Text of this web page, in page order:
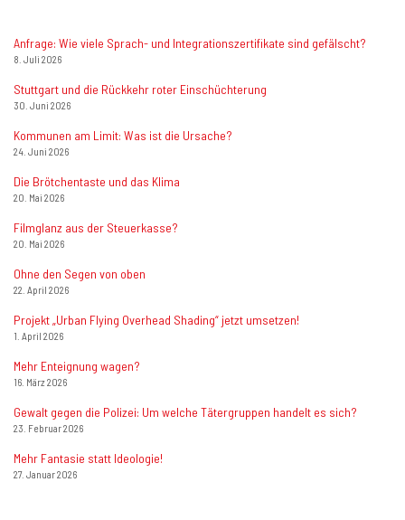
Anfrage: Wie viele Sprach- und Integrationszertifikate sind gefälscht?
8. Juli 2026
Stuttgart und die Rückkehr roter Einschüchterung
30. Juni 2026
Kommunen am Limit: Was ist die Ursache?
24. Juni 2026
Die Brötchentaste und das Klima
20. Mai 2026
Filmglanz aus der Steuerkasse?
20. Mai 2026
Ohne den Segen von oben
22. April 2026
Projekt „Urban Flying Overhead Shading“ jetzt umsetzen!
1. April 2026
Mehr Enteignung wagen?
16. März 2026
Gewalt gegen die Polizei: Um welche Tätergruppen handelt es sich?
23. Februar 2026
Mehr Fantasie statt Ideologie!
27. Januar 2026